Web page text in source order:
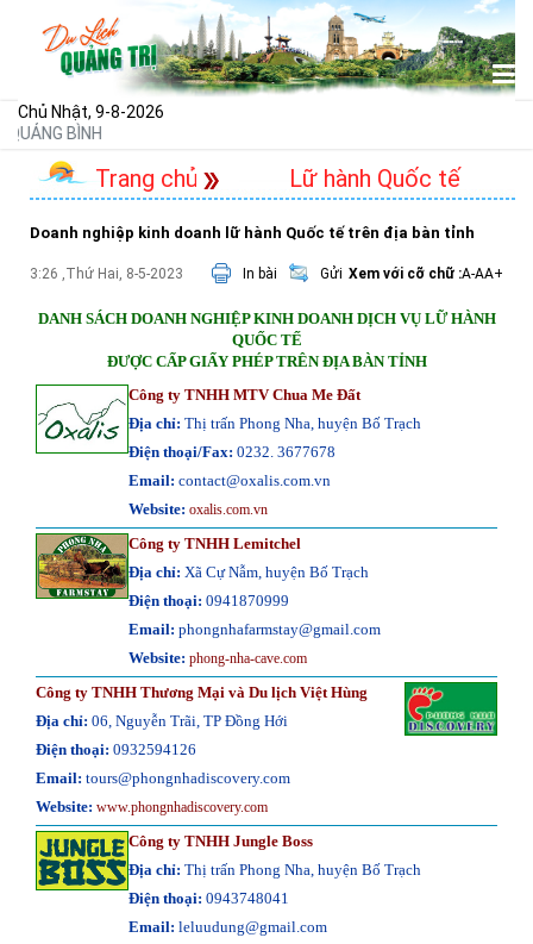
Chủ Nhật, 9-8-2026
BÌNH
Trang chủ Lữ hành Quốc tế
Doanh nghiệp kinh doanh lữ hành Quốc tế trên địa bàn tỉnh
3:26 ,Thứ Hai, 8-5-2023 In bài Gửi Xem với cỡ chữ :A-AA+
DANH SÁCH DOANH NGHIỆP KINH DOANH DỊCH VỤ LỮ HÀNH
QUỐC TẾ
ĐƯỢC CẤP GIẤY PHÉP TRÊN ĐỊA BÀN TỈNH
Công ty TNHH MTV Chua Me Đất
Địa chỉ: Thị trấn Phong Nha, huyện Bố Trạch
Điện thoại/Fax: 0232. 3677678
Email: contact@oxalis.com.vn
Website: oxalis.com.vn
Công ty TNHH Lemitchel
Địa chỉ: Xã Cự Nẫm, huyện Bố Trạch
Điện thoại: 0941870999
Email: phongnhafarmstay@gmail.com
Website: phong-nha-cave.com
Công ty TNHH Thương Mại và Du lịch Việt Hùng
Địa chỉ: 06, Nguyễn Trãi, TP Đồng Hới
Điện thoại: 0932594126
Email: tours@phongnhadiscovery.com
Website: www.phongnhadiscovery.com
Công ty TNHH Jungle Boss
Địa chỉ: Thị trấn Phong Nha, huyện Bố Trạch
Điện thoại: 0943748041
Email: leluudung@gmail.com